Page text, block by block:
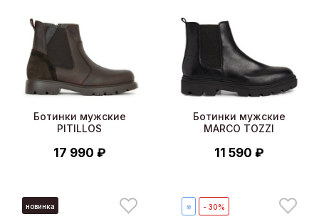
Ботинки мужские
PITILLOS
17 990 ₽
Ботинки мужские
MARCO TOZZI
11 590 ₽
новинка ❄ - 30%